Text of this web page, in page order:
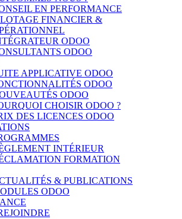
EN PERFORMANCE
FINANCIER &
ODOO
ODOO
APPLICATIVE ODOO
ODOO
ODOO
CHOISIR ODOO ?
DES LICENCES ODOO
INTÉRIEUR
FORMATION
& PUBLICATIONS
ODOO